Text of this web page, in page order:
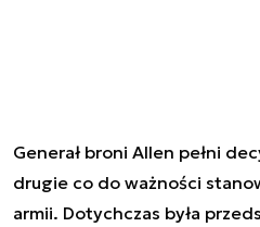
Generał broni Allen pełni
drugie co do ważności
armii. Dotychczas była